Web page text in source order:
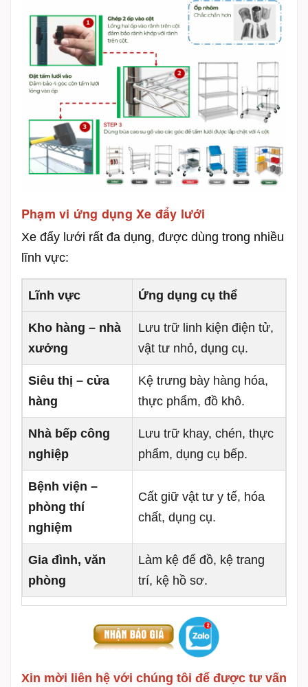
Phạm vi ứng dụng Xe đẩy lưới
Xe đẩy lưới rất đa dụng, được dùng trong nhiều
lĩnh vực:
Lĩnh vực Ứng dụng cụ thể
Kho hàng – nhà
xưởng
Lưu trữ linh kiện điện tử,
vật tư nhỏ, dụng cụ.
Siêu thị – cửa
hàng
Kệ trưng bày hàng hóa,
thực phẩm, đồ khô.
Nhà bếp công
nghiệp
Lưu trữ khay, chén, thực
phẩm, dụng cụ bếp.
Bệnh viện –
phòng thí
nghiệm
Cất giữ vật tư y tế, hóa
chất, dụng cụ.
Gia đình, văn
phòng
Làm kệ để đồ, kệ trang
trí, kệ hồ sơ.
Xin mời liên hệ với chúng tôi để được tư vấn